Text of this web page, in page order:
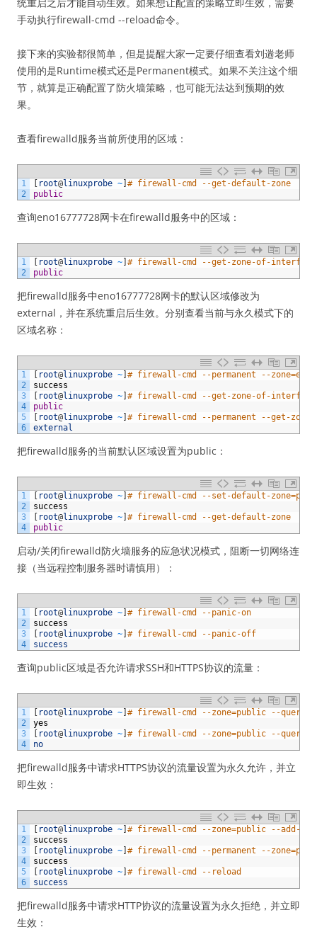
手动执行firewall-cmd --reload命令。
接下来的实验都很简单，但是提醒大家一定要仔细查看刘遄老师
使用的是Runtime模式还是Permanent模式。如果不关注这个细
节，就算是正确配置了防火墙策略，也可能无法达到预期的效
果。
查看firewalld服务当前所使用的区域：
1
2
root@linuxprobe ~ # firewall-cmd --get-default-zone
public
查询eno16777728网卡在firewalld服务中的区域：
1
2
root@linuxprobe ~ # firewall-cmd --get-zone-of-
public
把firewalld服务中eno16777728网卡的默认区域修改为
external，并在系统重启后生效。分别查看当前与永久模式下的
区域名称：
1
2
3
4
5
6
root@linuxprobe ~ # firewall-cmd --permanent --
success
root@linuxprobe ~ # firewall-cmd --get-zone-of-
public
root@linuxprobe ~ # firewall-cmd --permanent --get-zone-
external
把firewalld服务的当前默认区域设置为public：
1
2
3
4
root@linuxprobe ~ # firewall-cmd --set-default-
success
root@linuxprobe ~ # firewall-cmd --get-default-zone
public
启动/关闭firewalld防火墙服务的应急状况模式，阻断一切网络连
接（当远程控制服务器时请慎用）：
1
2
3
4
root@linuxprobe ~ # firewall-cmd --panic-on
success
root@linuxprobe ~ # firewall-cmd --panic-off
success
查询public区域是否允许请求SSH和HTTPS协议的流量：
1
2
3
4
root@linuxprobe ~ # firewall-cmd --zone=public --query-
yes
root@linuxprobe ~ # firewall-cmd --zone=public --query-
no
把firewalld服务中请求HTTPS协议的流量设置为永久允许，并立
即生效：
1
2
3
4
5
6
root@linuxprobe ~ # firewall-cmd --zone=public --add-
success
root@linuxprobe ~ # firewall-cmd --permanent --
success
root@linuxprobe ~ # firewall-cmd --reload
success
把firewalld服务中请求HTTP协议的流量设置为永久拒绝，并立即
生效：